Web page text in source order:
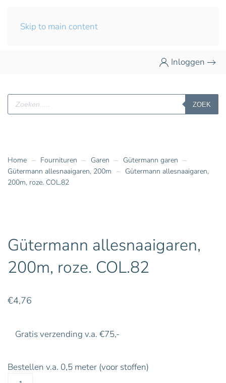
Skip to main content
Inloggen
Producten
zoeken
ZOEK
Home Fournituren Garen
Gütermann garen
Gütermann allesnaaigaren, 200m
Gütermann allesnaaigaren,
200m, roze. COL.82
Gütermann allesnaaigaren,
200m, roze. COL.82
€4,76
Gratis verzending v.a. €75,-
Bestellen v.a. 0,5 meter (voor stoffen)